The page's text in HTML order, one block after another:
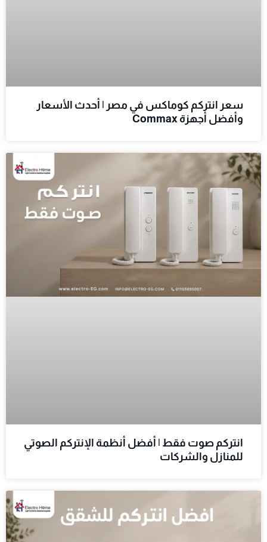
سعر انتركم كوماكس في مصر | أحدث الأسعار
وأفضل أجهزة Commax
انتركم صوت فقط | أفضل أنظمة الإنتركم الصوتي
للمنازل والشركات